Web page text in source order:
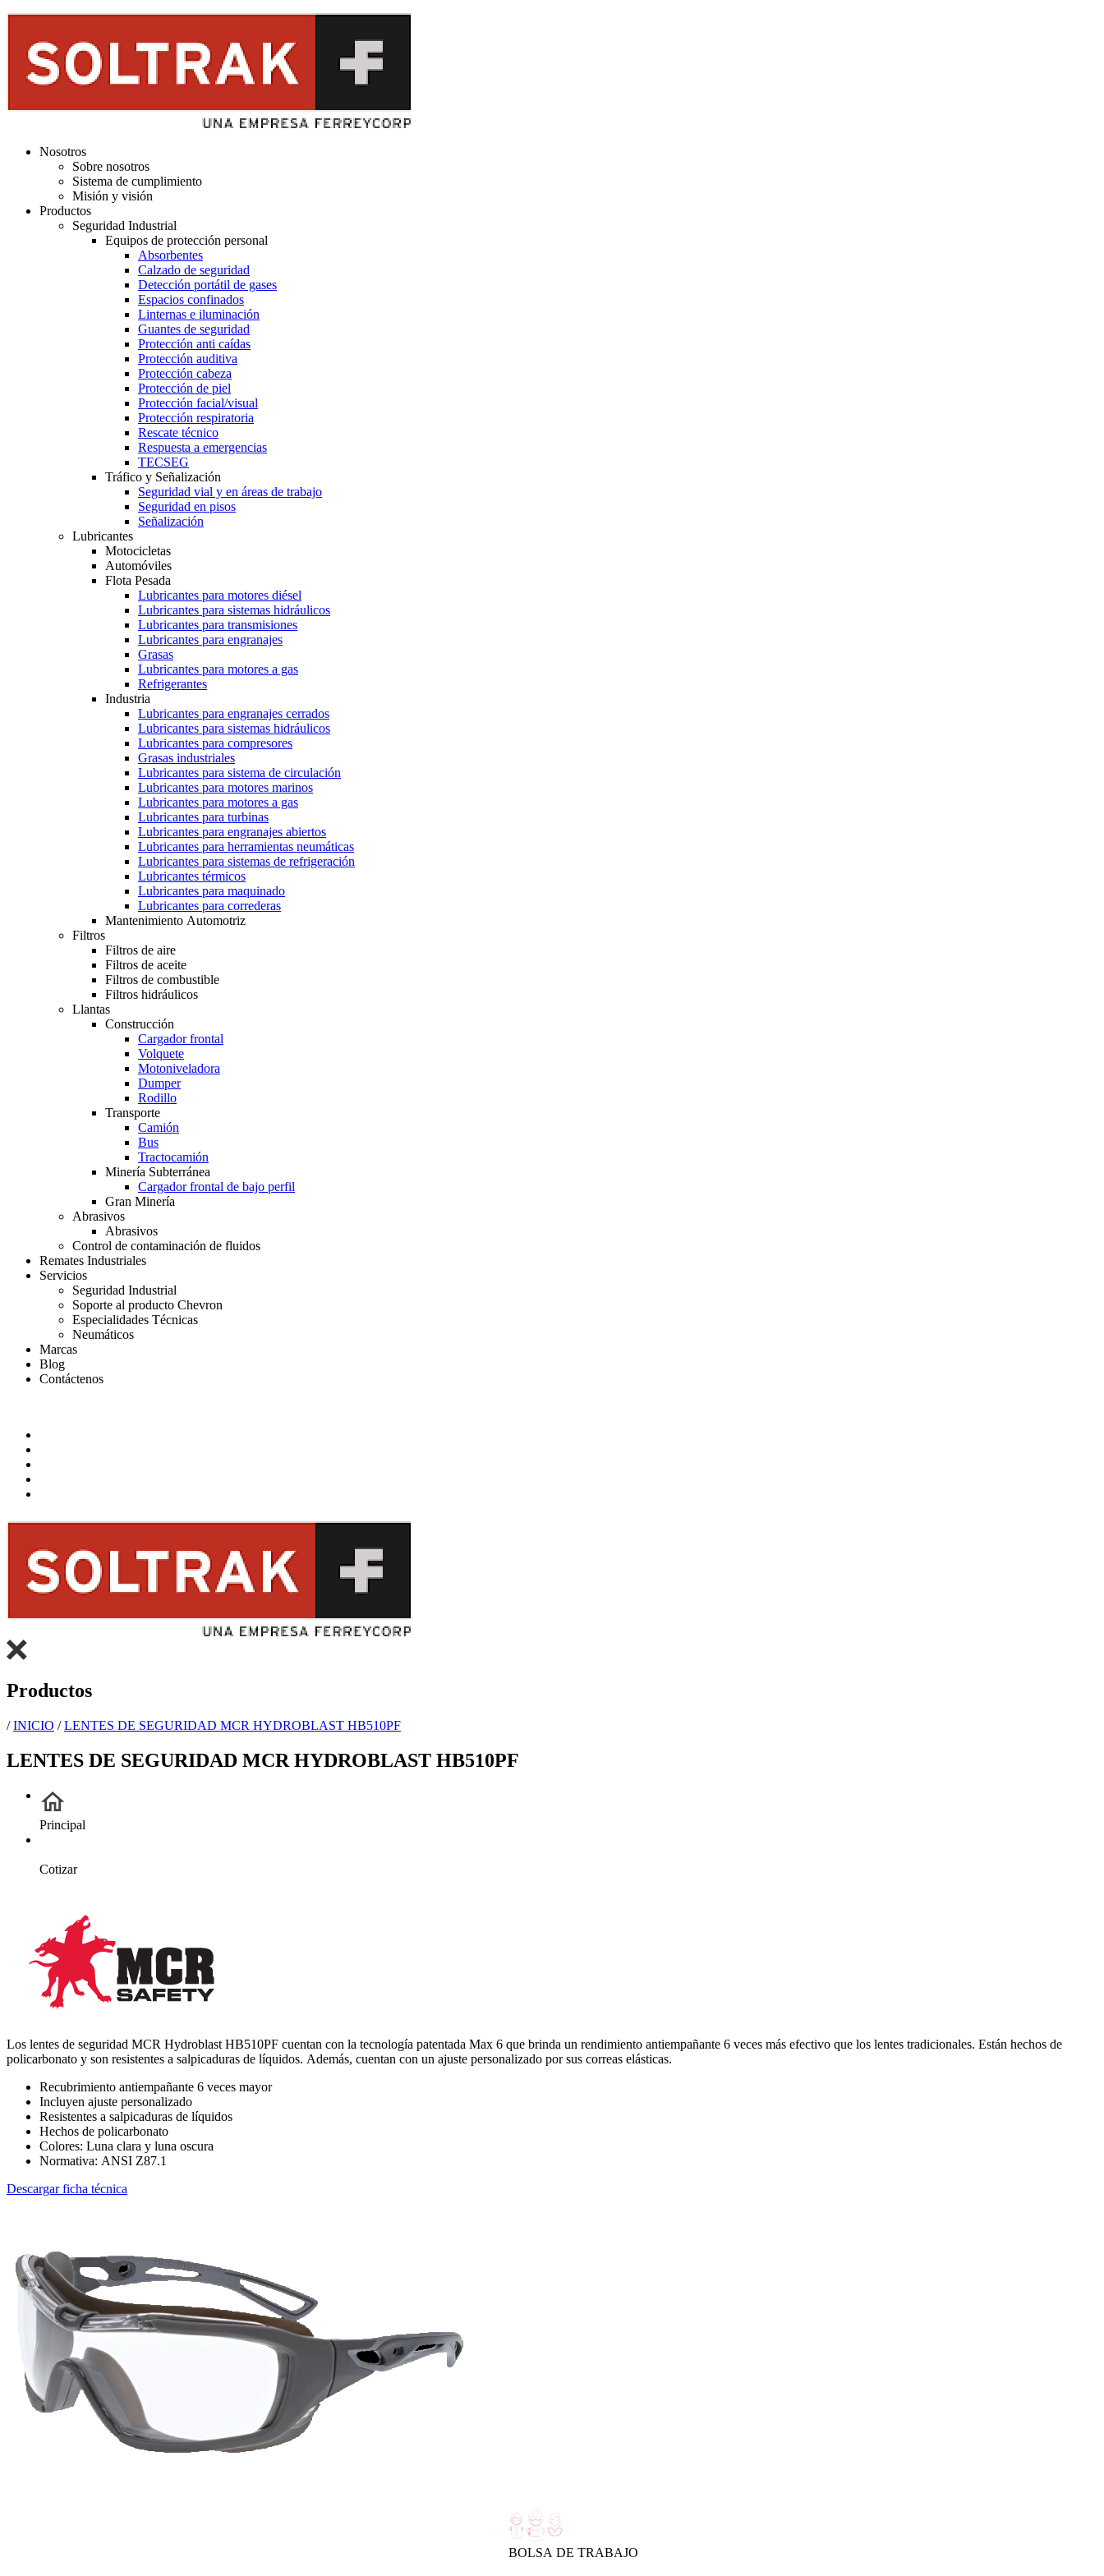
Nosotros
Sobre nosotros
Sistema de cumplimiento
Misión y visión
Productos
Seguridad Industrial
Equipos de protección personal
Absorbentes
Calzado de seguridad
Detección portátil de gases
Espacios confinados
Linternas e iluminación
Guantes de seguridad
Protección anti caídas
Protección auditiva
Protección cabeza
Protección de piel
Protección facial/visual
Protección respiratoria
Rescate técnico
Respuesta a emergencias
TECSEG
Tráfico y Señalización
Seguridad vial y en áreas de trabajo
Seguridad en pisos
Señalización
Lubricantes
Motocicletas
Automóviles
Flota Pesada
Lubricantes para motores diésel
Lubricantes para sistemas hidráulicos
Lubricantes para transmisiones
Lubricantes para engranajes
Grasas
Lubricantes para motores a gas
Refrigerantes
Industria
Lubricantes para engranajes cerrados
Lubricantes para sistemas hidráulicos
Lubricantes para compresores
Grasas industriales
Lubricantes para sistema de circulación
Lubricantes para motores marinos
Lubricantes para motores a gas
Lubricantes para turbinas
Lubricantes para engranajes abiertos
Lubricantes para herramientas neumáticas
Lubricantes para sistemas de refrigeración
Lubricantes térmicos
Lubricantes para maquinado
Lubricantes para correderas
Mantenimiento Automotriz
Filtros
Filtros de aire
Filtros de aceite
Filtros de combustible
Filtros hidráulicos
Llantas
Construcción
Cargador frontal
Volquete
Motoniveladora
Dumper
Rodillo
Transporte
Camión
Bus
Tractocamión
Minería Subterránea
Cargador frontal de bajo perfil
Gran Minería
Abrasivos
Abrasivos
Control de contaminación de fluidos
Remates Industriales
Servicios
Seguridad Industrial
Soporte al producto Chevron
Especialidades Técnicas
Neumáticos
Marcas
Blog
Contáctenos
Productos
/INICIO /LENTES DE SEGURIDAD MCR HYDROBLAST HB510PF
LENTES DE SEGURIDAD MCR HYDROBLAST HB510PF
Principal
Cotizar
Los lentes de seguridad MCR Hydroblast HB510PF cuentan con la tecnología patentada Max 6 que brinda un rendimiento antiempañante 6 veces más efectivo que los lentes tradicionales. Están hechos de
policarbonato y son resistentes a salpicaduras de líquidos. Además, cuentan con un ajuste personalizado por sus correas elásticas.
Recubrimiento antiempañante 6 veces mayor
Incluyen ajuste personalizado
Resistentes a salpicaduras de líquidos
Hechos de policarbonato
Colores: Luna clara y luna oscura
Normativa: ANSI Z87.1
Descargar ficha técnica
BOLSA DE TRABAJO